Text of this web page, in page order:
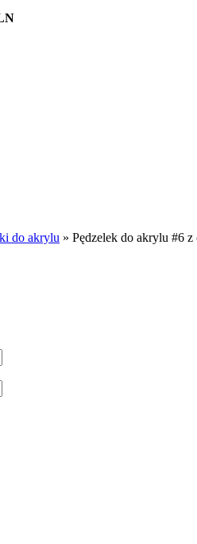
do akrylu » Pędzelek do akrylu #6